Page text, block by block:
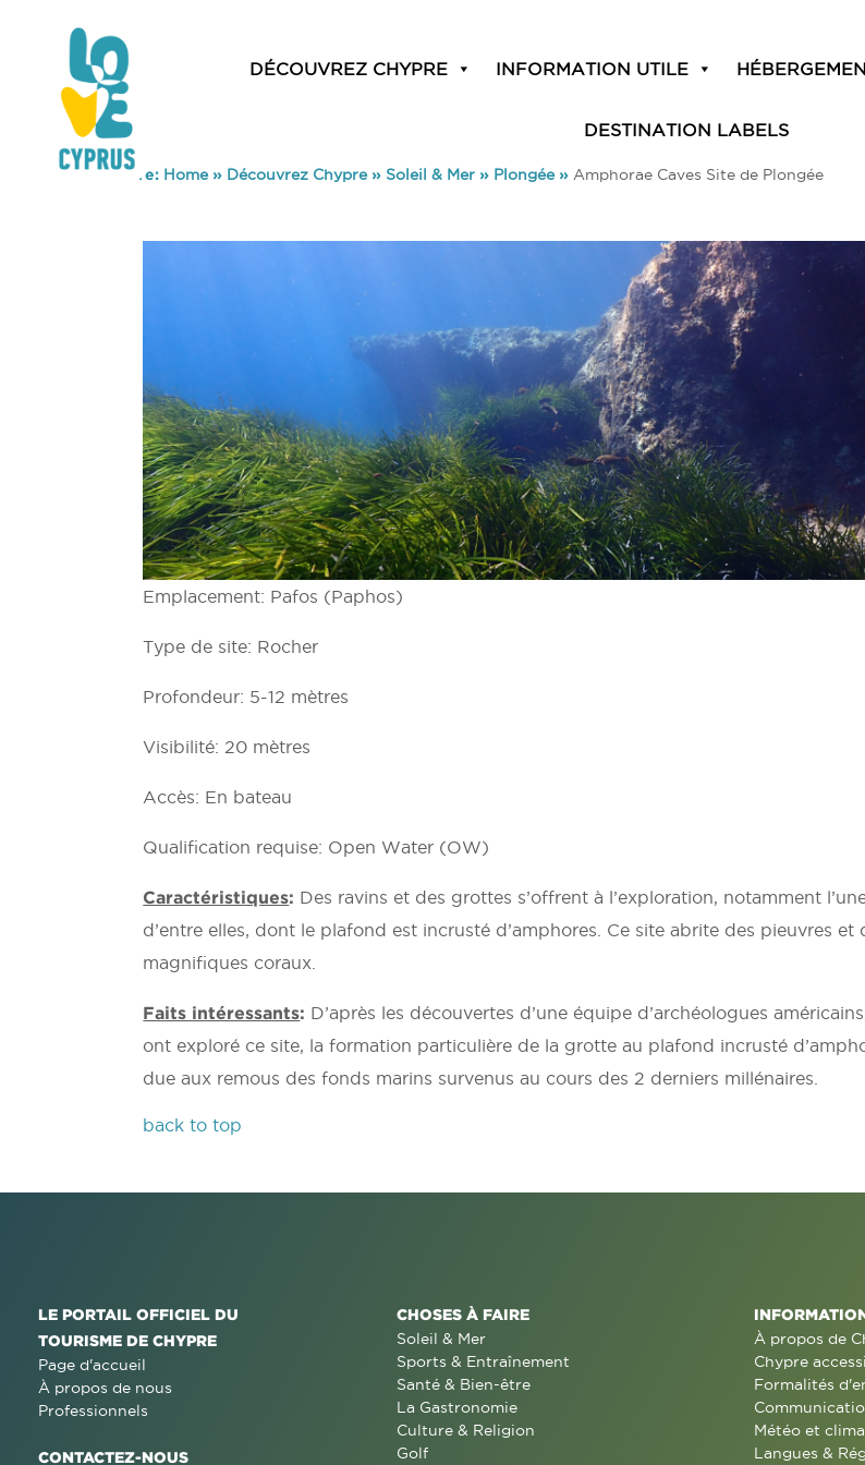
DÉCOUVREZ CHYPRE INFORMATION UTILE
DESTINATION LABELS
You are here: Home» Découvrez Chypre» Soleil & Mer » Plongée» Amphorae Caves Site de Plongée
Emplacement: Pafos (Paphos)
Type de site: Rocher
Profondeur: 5-12 mètres
Visibilité: 20 mètres
Accès: En bateau
Qualification requise: Open Water (OW)
Caractéristiques: Des ravins et des grottes s’offrent à l’exploration, notamment
d’entre elles, dont le plafond est incrusté d’amphores. Ce site abrite des pieuvres et
magnifiques coraux.
Faits intéressants: D’après les découvertes d’une équipe d’archéologues
ont exploré ce site, la formation particulière de la grotte au plafond incrusté
due aux remous des fonds marins survenus au cours des 2 derniers millénaires.
back to top
LE PORTAIL OFFICIEL DU
TOURISME DE CHYPRE
Page d'accueil
À propos de nous
Professionnels
CONTACTEZ-NOUS
CHOSES À FAIRE
Soleil & Mer
Sports & Entraînement
Santé & Bien-être
La Gastronomie
Culture & Religion
Golf
À propos de
Chypre
Formalités
Météo et
Langues &